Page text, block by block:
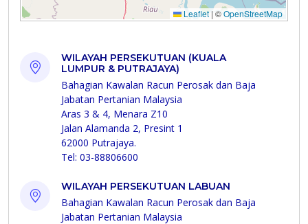
WILAYAH PERSEKUTUAN (KUALA
LUMPUR & PUTRAJAYA)
Bahagian Kawalan Racun Perosak dan Baja
Jabatan Pertanian Malaysia
Aras 3 & 4, Menara Z10
Jalan Alamanda 2, Presint 1
62000 Putrajaya.
Tel: 03-88806600
WILAYAH PERSEKUTUAN LABUAN
Bahagian Kawalan Racun Perosak dan Baja
Jabatan Pertanian Malaysia